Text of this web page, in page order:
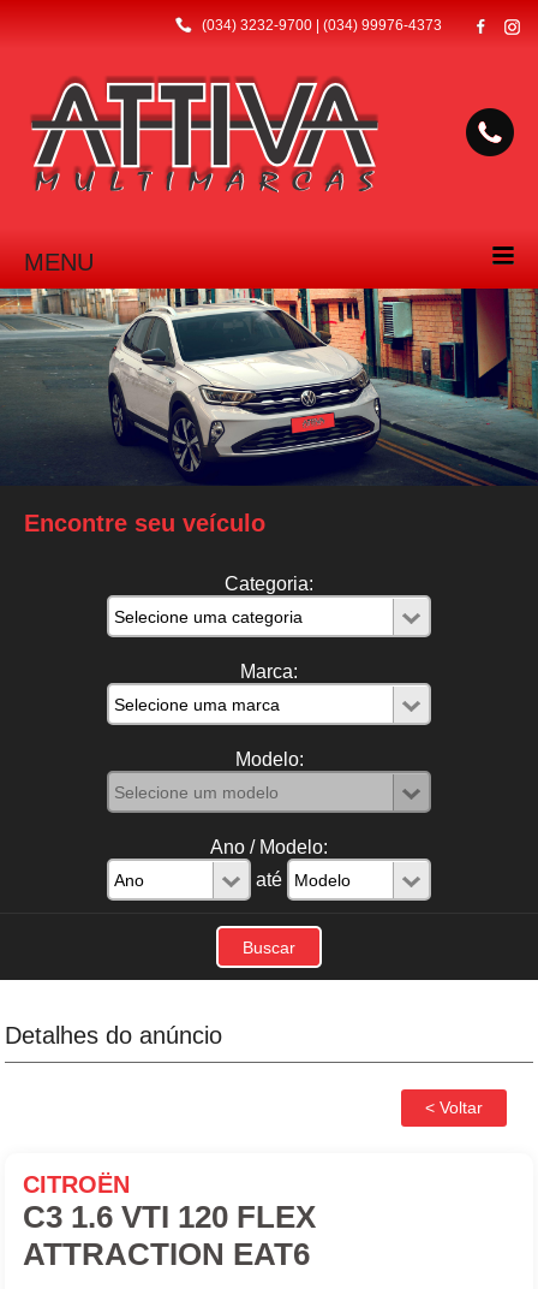
(034) 3232-9700 | (034) 99976-4373
MENU
Encontre seu veículo
Categoria:
Marca:
Modelo:
Ano / Modelo:
até
Detalhes do anúncio
CITROËN
C3 1.6 VTI 120 FLEX
ATTRACTION EAT6